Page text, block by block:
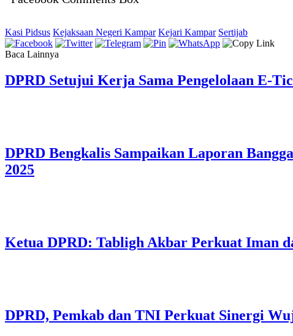
Kasi Pidsus Kejaksaan Negeri Kampar Kejari Kampar Sertijab
Baca Lainnya
DPRD Setujui Kerja Sama Pengelolaan E-
DPRD Bengkalis Sampaikan Laporan
2025
Ketua DPRD: Tabligh Akbar Perkuat Iman
DPRD, Pemkab dan TNI Perkuat Sinergi